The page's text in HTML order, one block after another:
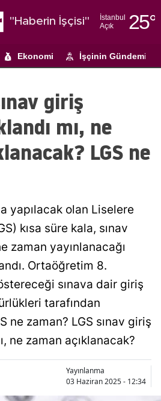
"Haberin İşçisi"
İstanbul
Açık
25°
Adıyaman
Ankara
Artvin
Aydın
Bilecik
Bolu
Burdur
Ekonomi İşçinin Gündemi
giriş
mı, ne
LGS ne
yapılacak olan Liselere
kısa süre kala, sınav
zaman yayınlanacağı
Ortaöğretim 8.
sınava dair giriş
tarafından
ne zaman? LGS sınav giriş
ne zaman açıklanacak?
Yayınlanma
03 Haziran 2025 - 12:34